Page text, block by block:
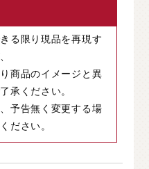
る限り現品を再現す
商品のイメージと異
承ください。
予告無く変更する場
ださい。